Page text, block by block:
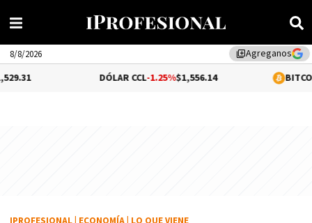
library_addAgreganos
8/8/2026
-1.25%$1,556.14 -0.02%